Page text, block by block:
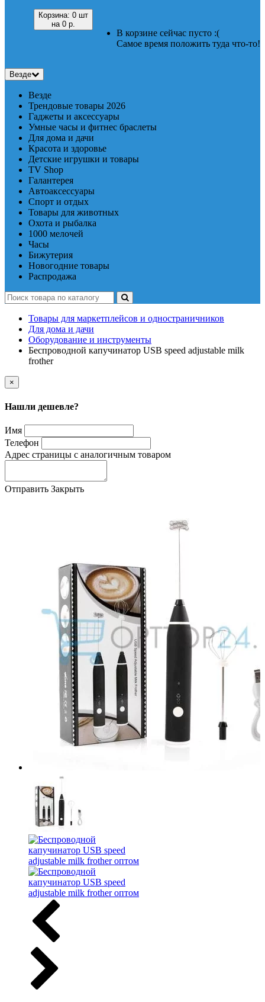
Корзина: 0 шт
на 0 р.
В корзине сейчас пусто :(
Самое время положить туда что-то!
Везде
Везде
Трендовые товары 2026
Гаджеты и аксессуары
Умные часы и фитнес браслеты
Для дома и дачи
Красота и здоровье
Детские игрушки и товары
TV Shop
Галантерея
Автоаксессуары
Спорт и отдых
Товары для животных
Охота и рыбалка
1000 мелочей
Часы
Бижутерия
Новогодние товары
Распродажа
Товары для маркетплейсов и одностраничников
Для дома и дачи
Оборудование и инструменты
Беспроводной капучинатор USB speed adjustable milk
frother
×
Нашли дешевле?
Имя
Телефон
Адрес страницы с аналогичным товаром
Отправить Закрыть